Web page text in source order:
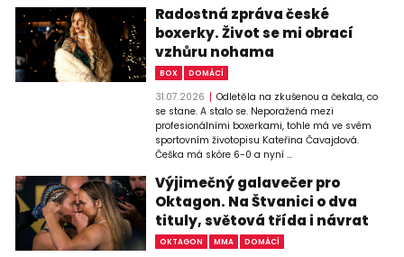
Radostná zpráva české
boxerky. Život se mi obrací
vzhůru nohama
BOX DOMÁCÍ
31.07.2026
Odletěla na zkušenou a čekala, co
se stane. A stalo se. Neporažená mezi
profesionálními boxerkami, tohle má ve svém
sportovním životopisu Kateřina Čavajdová.
Češka má skóre 6-0 a nyní ...
Výjimečný galavečer pro
Oktagon. Na Štvanici o dva
tituly, světová třída i návrat
OKTAGON MMA DOMÁCÍ